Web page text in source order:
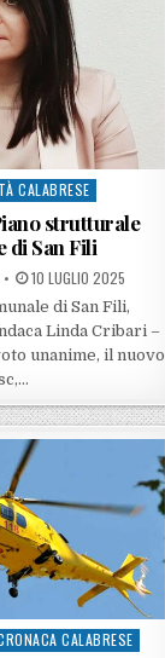
CALABRESE
strutturale
di San Fili
POSTED ON
10 LUGLIO 2025
di San Fili,
Linda Cribari –
unanime, il nuovo
CALABRESE